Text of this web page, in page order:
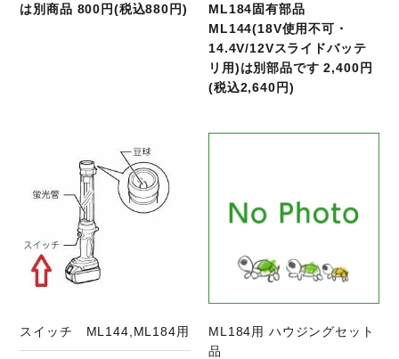
は別商品 800円(税込880円)
ML184固有部品
ML144(18V使用不可・
14.4V/12Vスライドバッテ
リ用)は別部品です 2,400円
(税込2,640円)
スイッチ ML144,ML184用
ML184用 ハウジングセット
品